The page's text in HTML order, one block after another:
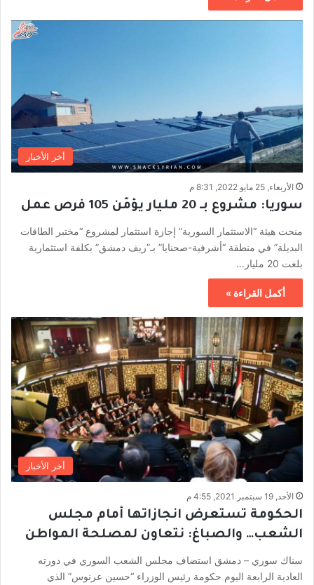
أخر الأخبار
الأربعاء, 25 مايو 2022, 8:31 م
سوريا: مشروع بـ 20 مليار يؤمّن 105 فرص عمل
منحت هيئة “الاستثمار السورية” إجازة استثمار لمشروع “مختبر الطاقات
البديلة” في منطقة “أشرفية-صحنايا” بـ”ريف دمشق” بكلفة استثمارية
بلغت 20 مليار…
أكمل القراءة »
أخر الأخبار
الأحد, 19 سبتمبر 2021, 4:55 م
الحكومة تستعرض انجازاتها أمام مجلس
الشعب… والصباغ: نتعاون لمصلحة المواطن
سناك سوري – دمشق استضاف مجلس الشعب السوري في دورته
العادية الرابعة اليوم حكومة رئيس الوزراء “حسين عرنوس” الذي